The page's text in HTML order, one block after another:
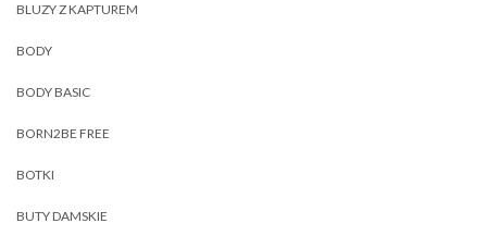
BLUZY Z KAPTUREM
BODY
BODY BASIC
BORN2BE FREE
BOTKI
BUTY DAMSKIE